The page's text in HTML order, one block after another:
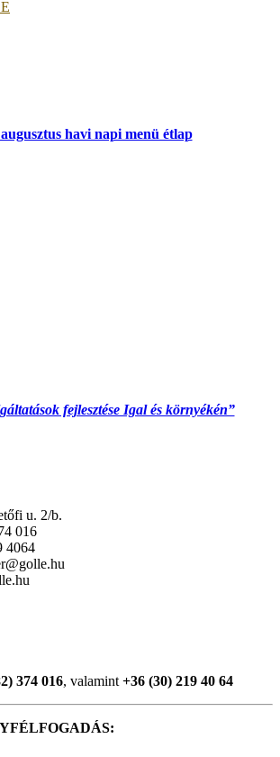
havi napi menü étlap
fejlesztése Igal és környékén”
u. 2/b.
016
4064
374 016, valamint +36 (30) 219 40 64